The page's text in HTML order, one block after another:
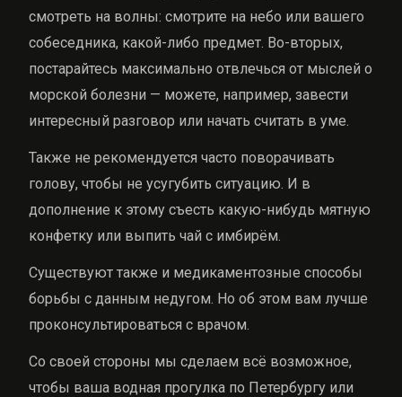
смотреть на волны: смотрите на небо или вашего
собеседника, какой-либо предмет. Во-вторых,
постарайтесь максимально отвлечься от мыслей о
морской болезни — можете, например, завести
интересный разговор или начать считать в уме.
Также не рекомендуется часто поворачивать
голову, чтобы не усугубить ситуацию. И в
дополнение к этому съесть какую-нибудь мятную
конфетку или выпить чай с имбирём.
Существуют также и медикаментозные способы
борьбы с данным недугом. Но об этом вам лучше
проконсультироваться с врачом.
Со своей стороны мы сделаем всё возможное,
чтобы ваша водная прогулка по Петербургу или